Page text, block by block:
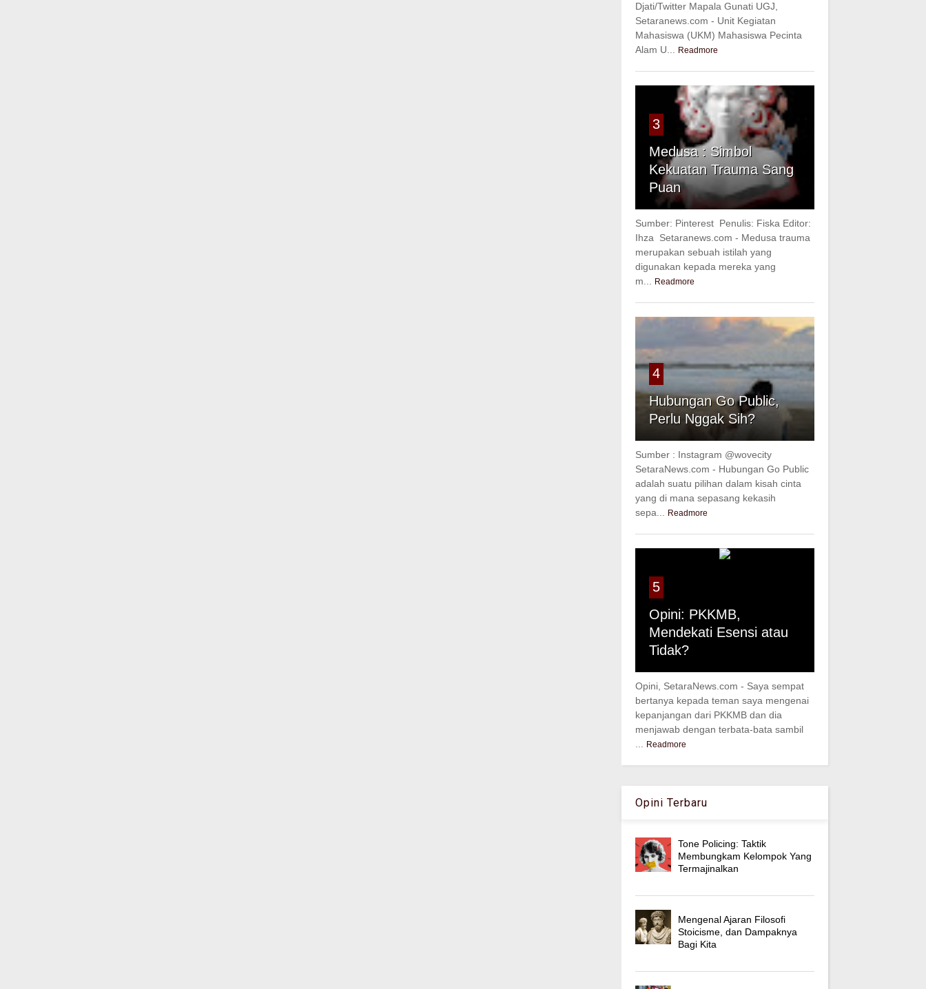
Djati/Twitter Mapala Gunati UGJ,
Setaranews.com - Unit Kegiatan
Mahasiswa (UKM) Mahasiswa Pecinta
Alam U...
Readmore
3
Medusa : Simbol
Kekuatan Trauma Sang
Puan
Sumber: Pinterest Penulis: Fiska Editor:
Ihza Setaranews.com - Medusa trauma
merupakan sebuah istilah yang
digunakan kepada mereka yang
m...
Readmore
4
Hubungan Go Public,
Perlu Nggak Sih?
Sumber : Instagram @wovecity
SetaraNews.com - Hubungan Go Public
adalah suatu pilihan dalam kisah cinta
yang di mana sepasang kekasih
sepa...
Readmore
5
Opini: PKKMB,
Mendekati Esensi atau
Tidak?
Opini, SetaraNews.com - Saya sempat
bertanya kepada teman saya mengenai
kepanjangan dari PKKMB dan dia
menjawab dengan terbata-bata sambil
Readmore
Opini Terbaru
Tone Policing: Taktik
Membungkam Kelompok Yang
Termajinalkan
Mengenal Ajaran Filosofi
Stoicisme, dan Dampaknya
Bagi Kita